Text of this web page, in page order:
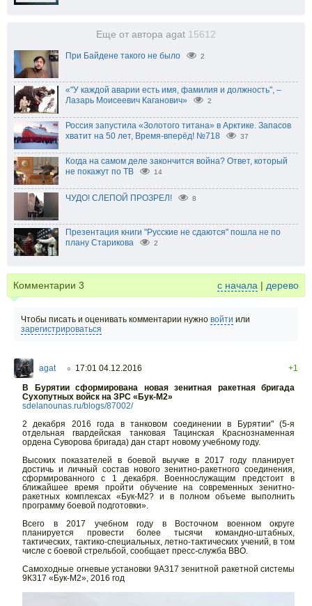
Еще от автора agat 15612
При Байдене такого не было 2
«"У каждой аварии есть имя, фамилия и должность", –
Лазарь Моисеевич Каганович»
2
Россия запустила «Золотого титана» в Арктике. Запасов
хватит на 50 лет, Время-вперёд! №718
37
Когда на самом деле закончится война? Ответ, который
не покажут по ТВ
14
ЧУДО! СЛЕПОЙ ПРОЗРЕЛ! 8
Презентация книги "Русские не сдаются" пошла не по
плану Старикова
2
Комментарии 3 с начала | дерево
Чтобы писать и оценивать комментарии нужно войти или
зарегистрироваться
agat ○ 17:01 04.12.2016
+1
В Бурятии сформирована новая зенитная ракетная бригада
Сухопутных войск на ЗРС «Бук-М2»
sdelanounas.ru/blogs/87002/
2 декабря 2016 года в танковом соединении в Бурятии" (5-я
отдельная гвардейская танковая Тацинская Краснознаменная
ордена Суворова бригада) дан старт новому учебному году.
Высоких показателей в боевой выучке в 2017 году планирует
достичь и личный состав нового зенитно-ракетного соединения,
сформированного с 1 декабря. Военнослужащим предстоит в
ближайшее время пройти обучение на современных зенитно-
ракетных комплексах «Бук-М2? и в полном объеме выполнить
программу боевой подготовки».
Всего в 2017 учебном году в Восточном военном округе
планируется провести более тысячи командно-штабных,
тактических, тактико-специальных, летно-тактических учений, в том
числе с боевой стрельбой, сообщает пресс-служба ВВО.
Самоходные огневые установки 9А317 зенитной ракетной системы
9К317 «Бук-М2», 2016 год